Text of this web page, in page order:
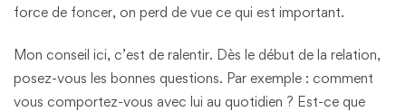
force de foncer, on perd de vue ce qui est important.
Mon conseil ici, c’est de ralentir. Dès le début de la relation,
posez-vous les bonnes questions. Par exemple : comment
vous comportez-vous avec lui au quotidien ? Est-ce que